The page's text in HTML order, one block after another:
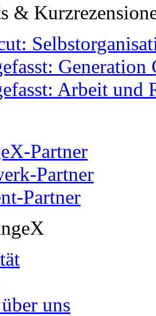
&
Generation
Arbeit und
Partner
Partner
Partner
uns